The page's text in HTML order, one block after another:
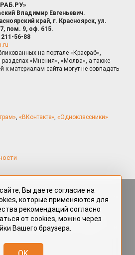
Владимир Евгеньевич.
край, г. Красноярск, ул.
пом. 9, оф. 615.
211-56-88
на портале «Красраб»,
«Мнения», «Молва», а также
к материалам сайта могут не совпадать
, «ВКонтакте», «Одноклассники»
материалы, размещённые на портале
редакции, нештатными авторами
авторского права. Полное или
материалов, размещённых на портале
только с письменного согласия редакции
.
Вы даете согласие на
которые применяются для
рекомендаций согласно
от cookies, можно через
Вашего браузера.